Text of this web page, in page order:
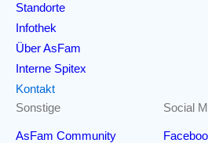
Standorte
Infothek
Über AsFam
Interne Spitex
Kontakt
Sonstige
AsFam Community
Social